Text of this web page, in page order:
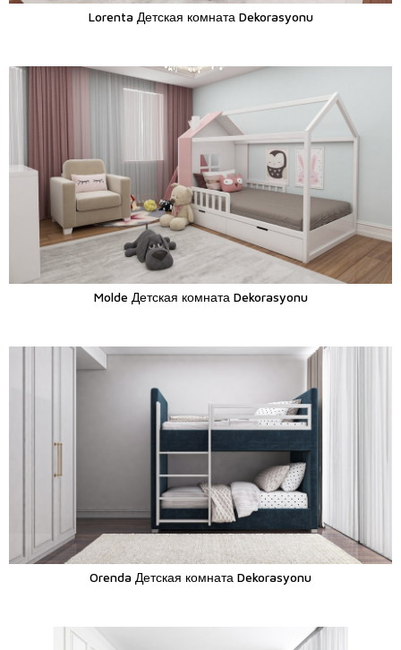
Lorenta Детская комната Dekorasyonu
Molde Детская комната Dekorasyonu
Orenda Детская комната Dekorasyonu